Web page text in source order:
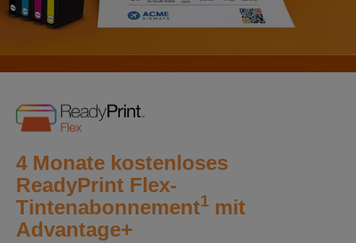
4 Monate kostenloses
ReadyPrint Flex-
Tintenabonnement1 mit
Advantage+